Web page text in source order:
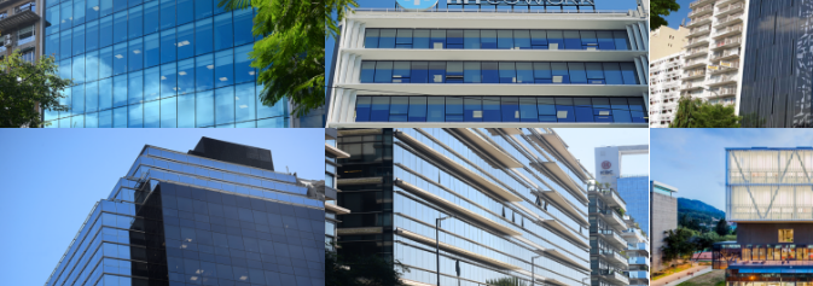
Alem 882
Corporación
Antiguo Puerto
Madero